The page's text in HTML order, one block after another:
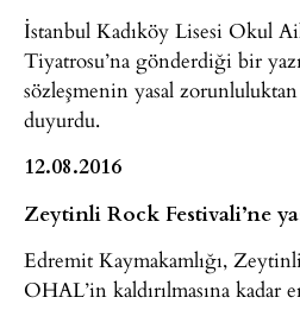
İstanbul Kadıköy Lisesi Okul
Tiyatrosu’na gönderdiği bir
sözleşmenin yasal
duyurdu.
12.08.2016
Zeytinli Rock Festivali’ne
Edremit Kaymakamlığı,
OHAL’in kaldırılmasına